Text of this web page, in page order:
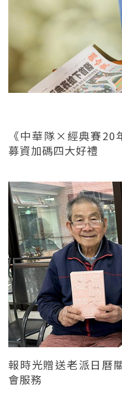
《中華隊×經典賽20
募資加碼四大好禮
報時光贈送老派日曆
會服務